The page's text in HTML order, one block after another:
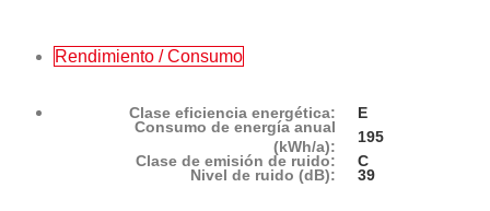
Rendimiento / Consumo
Clase eficiencia energética:
E
Consumo de energía anual
(kWh/a):
195
Clase de emisión de ruido:
C
Nivel de ruido (dB):
39